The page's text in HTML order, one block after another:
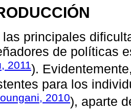
las principales
de políticas
2011).
para los
2010), aparte